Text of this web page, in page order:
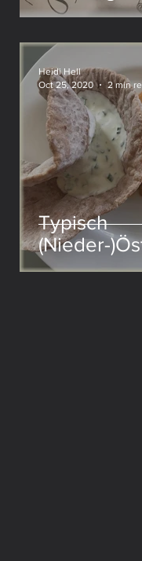
Typisch
(Nieder-
Feuerfleck
Heidi Hell
Oct 25, 2020
2 min